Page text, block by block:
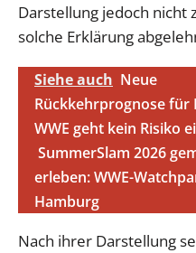
Darstellung jedoch nicht
solche Erklärung
Siehe auch Neue
Rückkehrprognose für
WWE geht kein Risiko
SummerSlam 2026
erleben: WWE-
Hamburg
Nach ihrer Darstellung